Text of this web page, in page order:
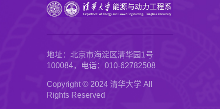
地址：北京市海淀区清华园1号
100084，电话：010-62782508
Copyright © 2024 清华大学 All
Rights Reserved